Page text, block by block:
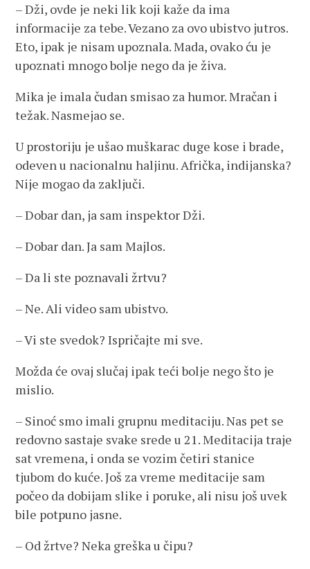
– Dži, ovde je neki lik koji kaže da ima
informacije za tebe. Vezano za ovo ubistvo jutros.
Eto, ipak je nisam upoznala. Mada, ovako ću je
upoznati mnogo bolje nego da je živa.
Mika je imala čudan smisao za humor. Mračan i
težak. Nasmejao se.
U prostoriju je ušao muškarac duge kose i brade,
odeven u nacionalnu haljinu. Afrička, indijanska?
Nije mogao da zaključi.
– Dobar dan, ja sam inspektor Dži.
– Dobar dan. Ja sam Majlos.
– Da li ste poznavali žrtvu?
– Ne. Ali video sam ubistvo.
– Vi ste svedok? Ispričajte mi sve.
Možda će ovaj slučaj ipak teći bolje nego što je
mislio.
– Sinoć smo imali grupnu meditaciju. Nas pet se
redovno sastaje svake srede u 21. Meditacija traje
sat vremena, i onda se vozim četiri stanice
tjubom do kuće. Još za vreme meditacije sam
počeo da dobijam slike i poruke, ali nisu još uvek
bile potpuno jasne.
– Od žrtve? Neka greška u čipu?